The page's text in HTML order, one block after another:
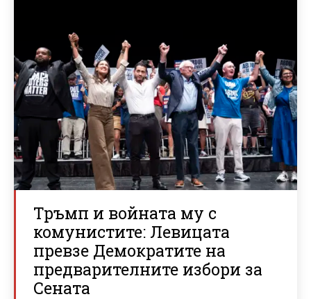
Тръмп и войната му с
комунистите: Левицата
превзе Демократите на
предварителните избори за
Сената